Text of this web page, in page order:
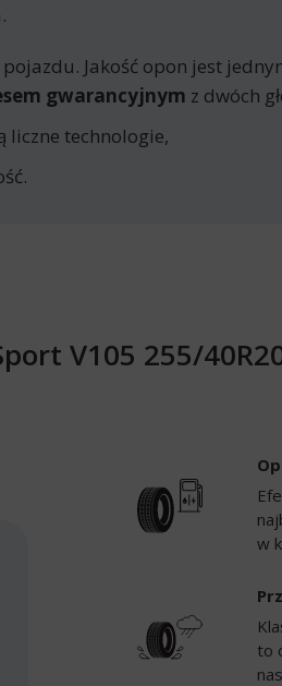
Jakość opon jest
gwarancyjnym z dwóch
liczne technologie,
V105 255/
w
to